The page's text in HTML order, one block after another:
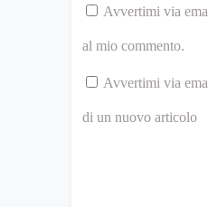
Avvertimi via
al mio commento.
Avvertimi via
di un nuovo articolo